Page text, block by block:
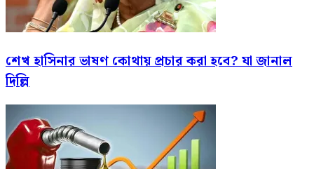
শেখ হাসিনার ভাষণ কোথায় প্রচার করা হবে? যা জানাল
দিল্লি